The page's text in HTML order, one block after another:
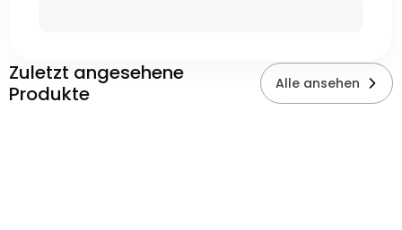
Zuletzt angesehene
Produkte
Alle ansehen